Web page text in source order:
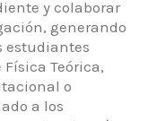
y colaborar
generando
estudiantes
Teórica,
o
a los